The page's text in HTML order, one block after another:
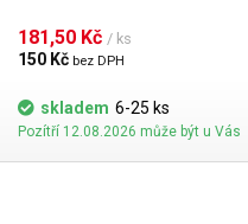
vodičů stejnosměrného napětí.
Průmyslový zdroj WXD-10-5 je pasivně chlazen.
výstupní napětí zdroje (4.3V -
zdroj zabudovat i do velmi malých prostor. Vhodný pro
181,50 Kč / ks
150 Kč bez DPH
skladem 6-25 ks
Pozítří 12.08.2026 může být u Vás